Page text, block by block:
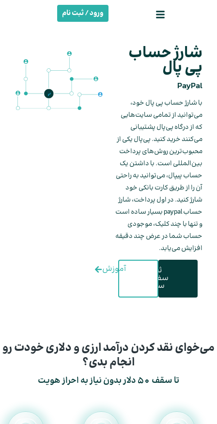
ورود / ثبت نام
شارژ حساب
پی پال
PayPal
با شارژ حساب پی پال خود،
می‌توانید از تمامی سایت‌هایی
که از درگاه پی‌پال پشتیبانی
می‌کنند خرید کنید. پی‌پال یکی از
محبوب‌ترین روش‌های پرداخت
بین‌المللی است. با داشتن یک
حساب پیپال، می‌توانید به راحتی
آن را از طریق کارت بانکی خود
شارژ کنید. در اول پرداخت، شارژ
حساب paypal بسیار ساده است
و تنها با چند کلیک، موجودی
حساب شما در عرض چند دقیقه
افزایش می‌یابد.
ثبت
سفارش
سریع
آموزش
می‌خوای نقد کردن درآمد ارزی و دلاری خودت رو
انجام بدی؟
تا سقف ۵۰ دلار بدون نیاز به احراز هویت